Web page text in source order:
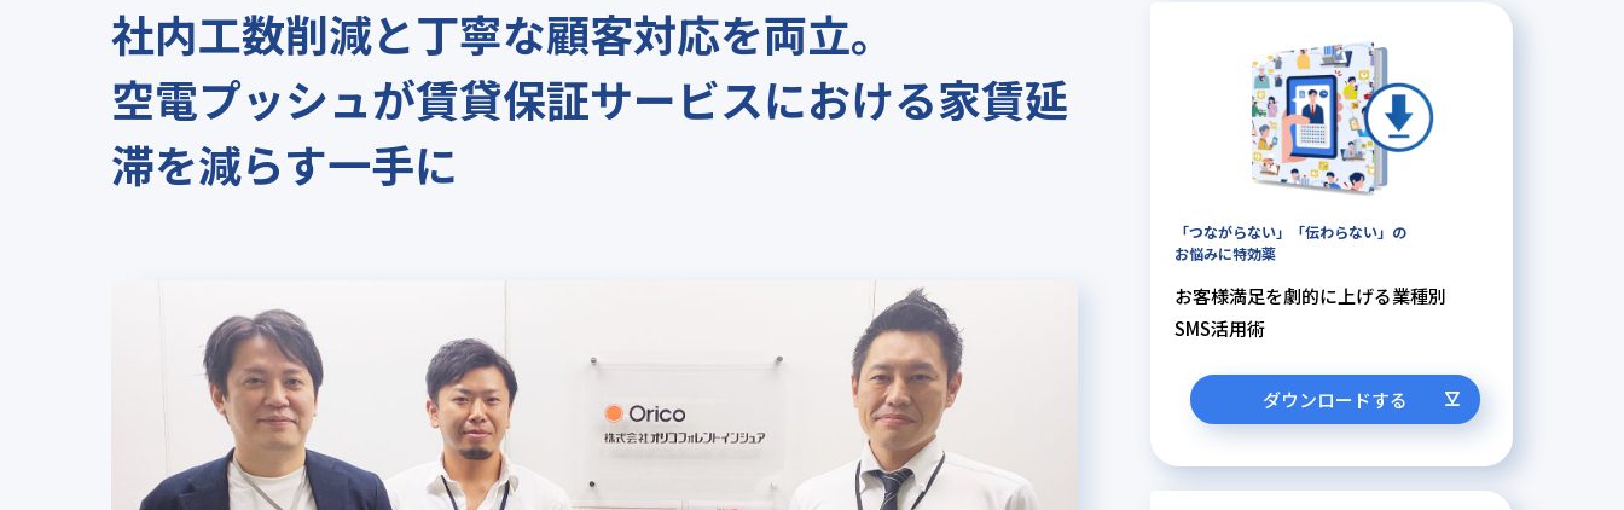
社内工数削減と丁寧な顧客対応を両立。
空電プッシュが賃貸保証サービスにおける家賃延
滞を減らす一手に
「つながらない」「伝わらない」の
お悩みに特効薬
お客様満足を劇的に上げる業種別
SMS活用術
ダウンロードする